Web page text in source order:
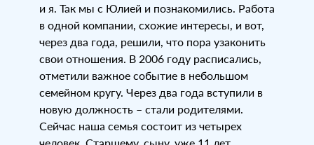
и я. Так мы с Юлией и познакомились. Работа
в одной компании, схожие интересы, и вот,
через два года, решили, что пора узаконить
свои отношения. В 2006 году расписались,
отметили важное событие в небольшом
семейном кругу. Через два года вступили в
новую должность – стали родителями.
Сейчас наша семья состоит из четырех